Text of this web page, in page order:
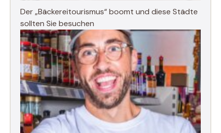
Der „Bäckereitourismus“ boomt und diese Städte
sollten Sie besuchen